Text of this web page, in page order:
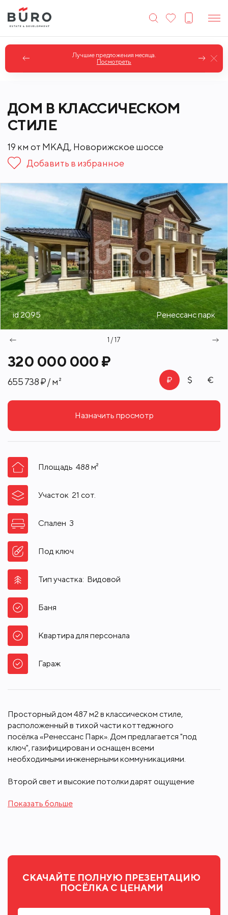
Коттеджи в классическом стиле.
Посмотреть
ДОМ В КЛАССИЧЕСКОМ
СТИЛЕ
19 км от МКАД, Новорижское шоссе
Добавить в избранное
320 000 000 ₽
655 738 ₽ / м²
id 2095 Ренессанс парк
1 / 17
Назначить просмотр
Площадь 488 м²
Участок 21 сот.
Спален 3
Под ключ
Тип участка: Видовой
Баня
Квартира для персонала
Гараж
Просторный дом 487 м2 в классическом стиле,
расположенный в тихой части коттеджного
посёлка «Ренессанс Парк». Дом предлагается "под
ключ", газифицирован и оснащен всеми
необходимыми инженерными коммуникациями.
Второй свет и высокие потолки дарят ощущение
наполняют пространство естественным светом и
вторым светом и камином, столовая, кухня,
гостевая спальня, санузел, бойлерная, гараж.
На втором этаже: мастер-спальня, спальня, два
Показать больше
СКАЧАЙТЕ ПОЛНУЮ ПРЕЗЕНТАЦИЮ
ПОСЁЛКА С ЦЕНАМИ